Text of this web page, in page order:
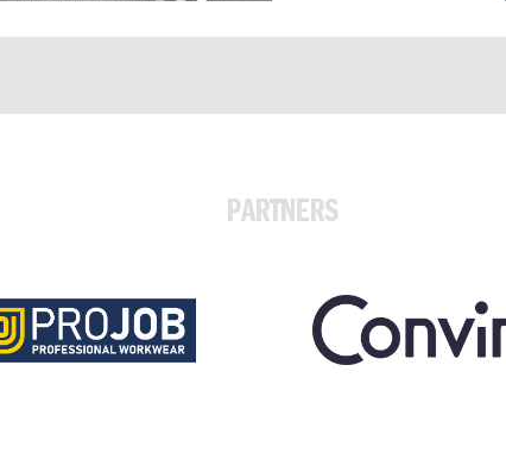
PARTNERS